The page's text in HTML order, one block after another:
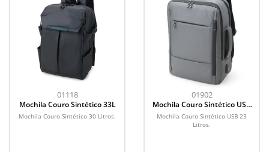
01118
Mochila Couro Sintético 33L
Mochila Couro Sintético 30 Litros.
01902
Mochila Couro Sintético USB
25L
Mochila Couro Sintético USB 23
Litros.